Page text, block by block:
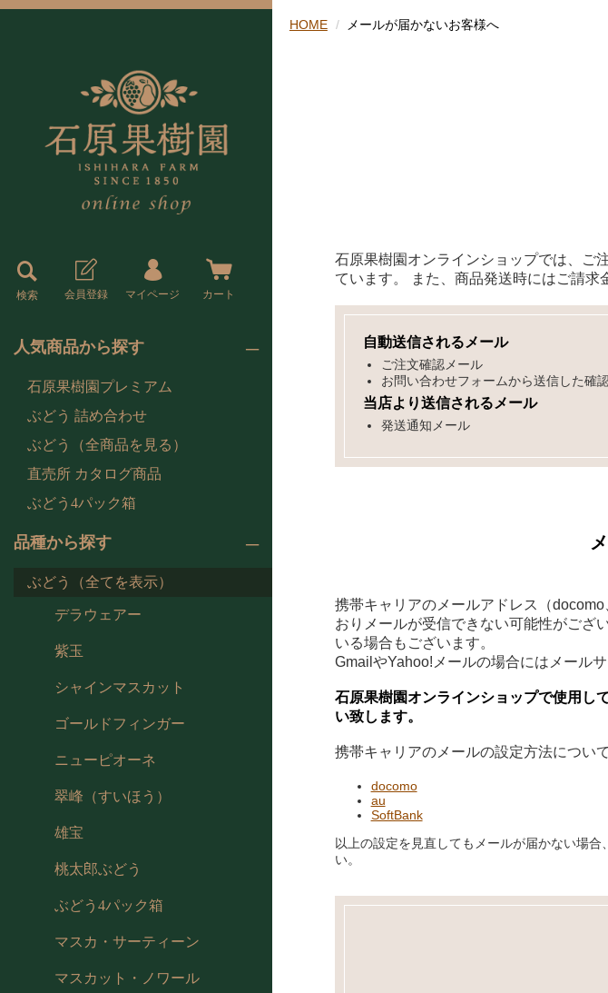
会員登録 マイページ カート
検索
人気商品から探す
石原果樹園プレミアム
ぶどう 詰め合わせ
ぶどう（全商品を見る）
直売所 カタログ商品
ぶどう4パック箱
品種から探す
ぶどう（全てを表示）
デラウェアー
紫玉
シャインマスカット
ゴールドフィンガー
ニューピオーネ
翠峰（すいほう）
雄宝
桃太郎ぶどう
ぶどう4パック箱
マスカ・サーティーン
マスカット・ノワール
HOME メールが届かないお客様へ
石原果樹園オンラインショップでは、ご
ています。 また、商品発送時にはご請求
自動送信されるメール
ご注文確認メール
お問い合わせフォームから送信した確
当店より送信されるメール
発送通知メール
携帯キャリアのメールアドレス（
おりメールが受信できない可能性がござ
いる場合もございます。
GmailやYahoo!メールの場合にはメール
石原果樹園オンラインショップで使用
い致します。
携帯キャリアのメールの設定方法につい
docomo
au
SoftBank
以上の設定を見直してもメールが届かない場
い。